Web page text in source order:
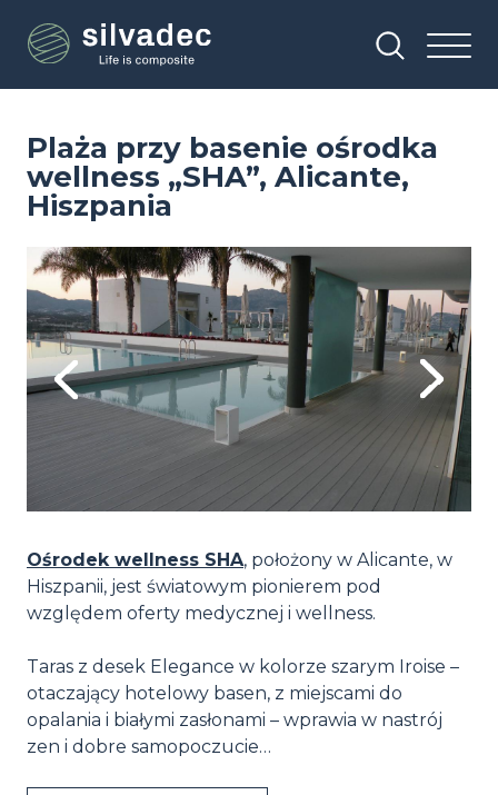
treści
Plaża przy basenie ośrodka
wellness „SHA”, Alicante,
Hiszpania
Previous
Image
Next
Ośrodek wellness SHA, położony w Alicante, w
Hiszpanii, jest światowym pionierem pod
względem oferty medycznej i wellness.
Taras z desek Elegance w kolorze szarym Iroise –
otaczający hotelowy basen, z miejscami do
opalania i białymi zasłonami – wprawia w nastrój
zen i dobre samopoczucie…